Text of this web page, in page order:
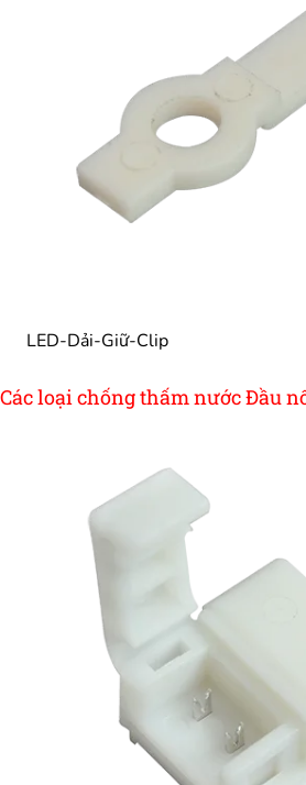
LED-Dải-Giữ-Clip
Các loại chống thấm nước Đầu